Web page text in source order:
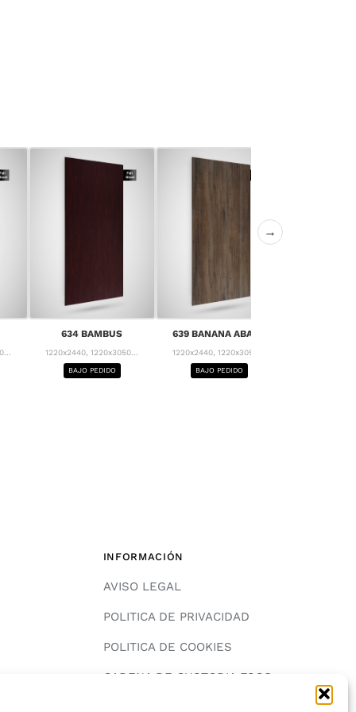
634 BAMBUS
1220x2440, 1220x3050...
BAJO PEDIDO
639 BANANA ABACA
1220x2440, 1220x3050...
BAJO PEDIDO
→
INFORMACIÓN
AVISO LEGAL
POLITICA DE PRIVACIDAD
POLITICA DE COOKIES
CADENA DE CUSTODIA FSC®